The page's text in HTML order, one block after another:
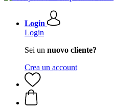
Login
Login
Sei un nuovo cliente?
Crea un account